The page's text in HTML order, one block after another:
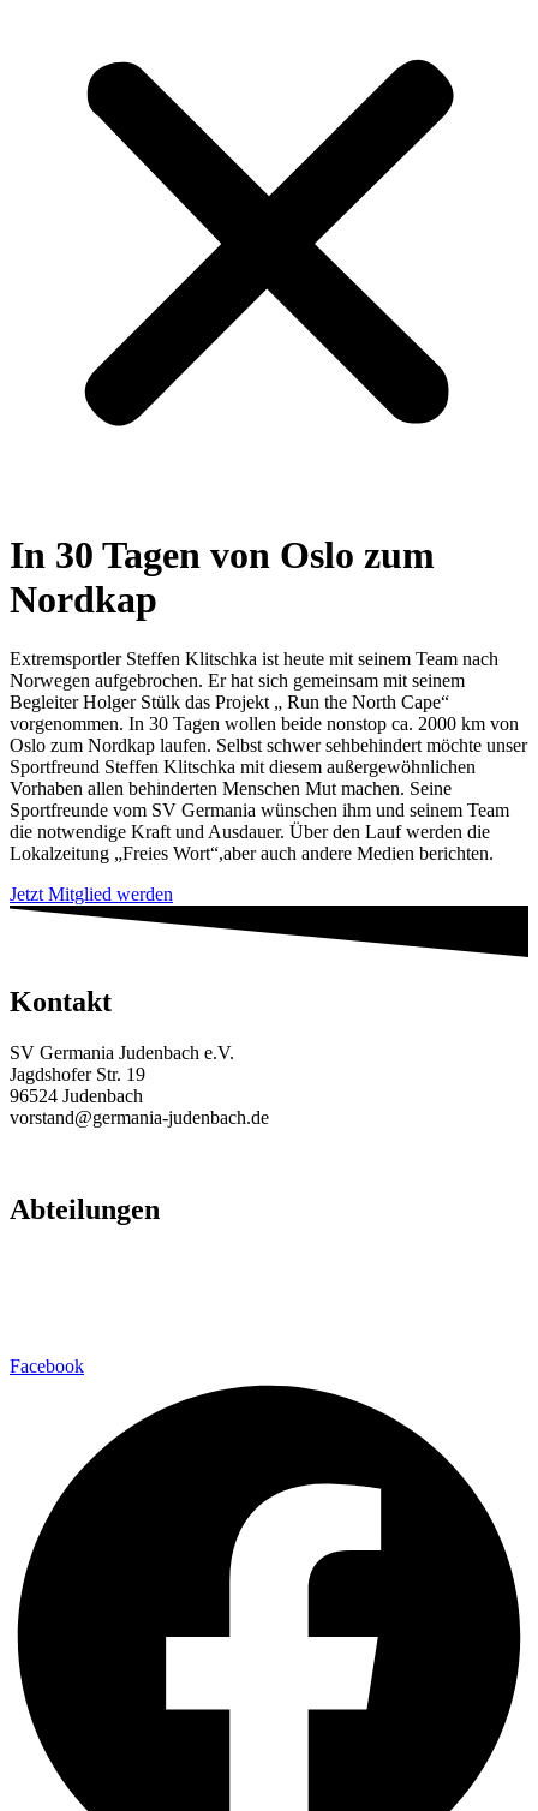
In 30 Tagen von Oslo zum
Nordkap
Extremsportler Steffen Klitschka ist heute mit seinem Team nach
Norwegen aufgebrochen. Er hat sich gemeinsam mit seinem
Begleiter Holger Stülk das Projekt „ Run the North Cape“
vorgenommen. In 30 Tagen wollen beide nonstop ca. 2000 km von
Oslo zum Nordkap laufen. Selbst schwer sehbehindert möchte unser
Sportfreund Steffen Klitschka mit diesem außergewöhnlichen
Vorhaben allen behinderten Menschen Mut machen. Seine
Sportfreunde vom SV Germania wünschen ihm und seinem Team
die notwendige Kraft und Ausdauer. Über den Lauf werden die
Lokalzeitung „Freies Wort“,aber auch andere Medien berichten.
Jetzt Mitglied werden
Kontakt
SV Germania Judenbach e.V.
Jagdshofer Str. 19
96524 Judenbach
vorstand@germania-judenbach.de
Abteilungen
Facebook